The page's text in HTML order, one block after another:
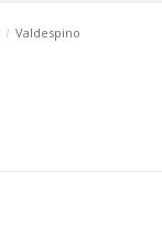
/ Valdespino